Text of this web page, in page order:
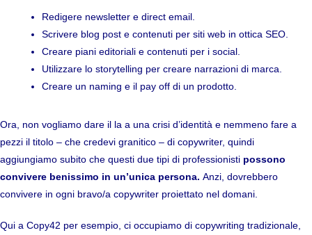
Redigere newsletter e direct email.
Scrivere blog post e contenuti per siti web in ottica SEO.
Creare piani editoriali e contenuti per i social.
Utilizzare lo storytelling per creare narrazioni di marca.
Creare un naming e il pay off di un prodotto.
Ora, non vogliamo dare il la a una crisi d’identità e nemmeno fare a
pezzi il titolo – che credevi granitico – di copywriter, quindi
aggiungiamo subito che questi due tipi di professionisti possono
convivere benissimo in un’unica persona. Anzi, dovrebbero
convivere in ogni bravo/a copywriter proiettato nel domani.
Qui a Copy42 per esempio, ci occupiamo di copywriting tradizionale,